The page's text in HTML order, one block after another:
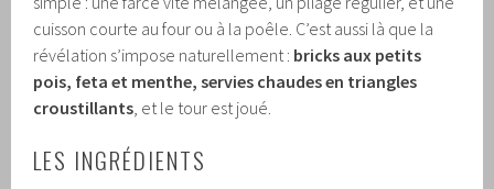
cuisson courte au four ou à la poêle. C’est aussi là que la
révélation s’impose naturellement : bricks aux petits
pois, feta et menthe, servies chaudes en triangles
croustillants , et le tour est joué.
LES INGRÉDIENTS